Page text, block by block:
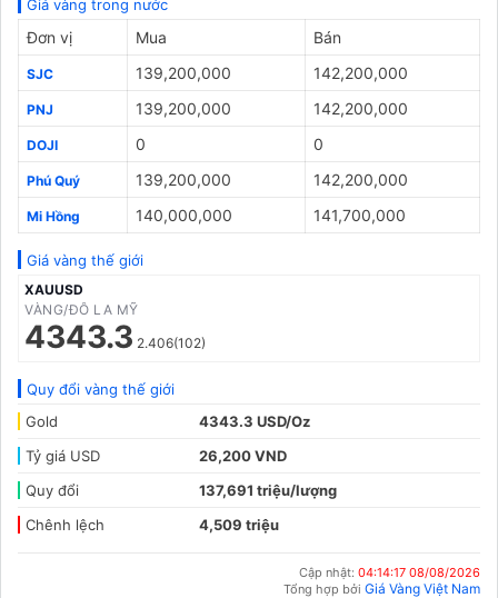
Giá vàng trong nước
Đơn vị Mua Bán
SJC 139,200,000 142,200,000
PNJ 139,200,000 142,200,000
DOJI 0 0
Phú Quý 139,200,000 142,200,000
Mi Hồng 140,000,000 141,700,000
Giá vàng thế giới
XAUUSD
VÀNG/ĐÔ LA MỸ
4343.3 2.406(102)
Quy đổi vàng thế giới
Gold
4343.3 USD/Oz
Tỷ giá USD
26,200 VND
Quy đổi
137,691 triệu/lượng
Chênh lệch
4,509 triệu
Cập nhật: 04:14:17 08/08/2026
Tổng hợp bởi Giá Vàng Việt Nam